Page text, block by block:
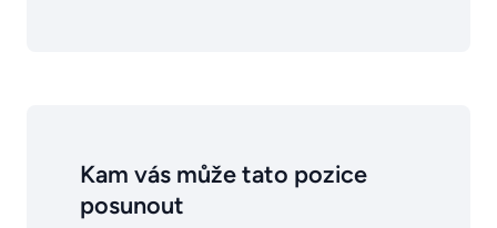
Kam vás může tato pozice
posunout